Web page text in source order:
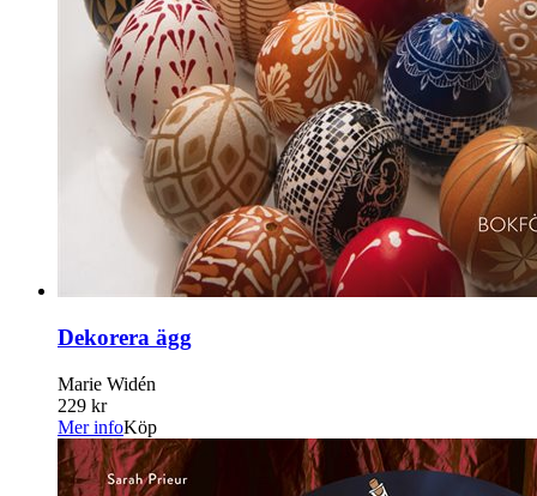
Dekorera ägg
Marie Widén
229 kr
Mer infoKöp